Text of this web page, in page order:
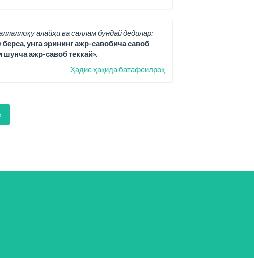
алайҳи ва саллам бундай дедилар:
унга эрининг ажр-савобича савоб
шунча ажр-савоб теккай».
Ҳадис ҳақида батафсилроқ